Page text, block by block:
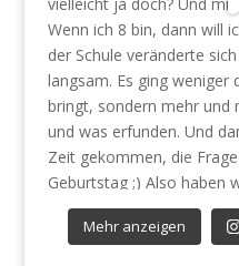
Mehr anzeigen